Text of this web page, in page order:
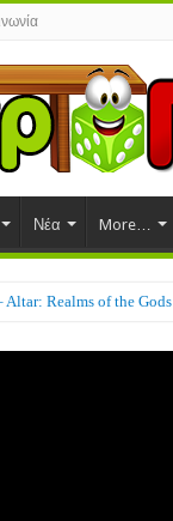
Νέα More…
Altar: Realms of the Gods